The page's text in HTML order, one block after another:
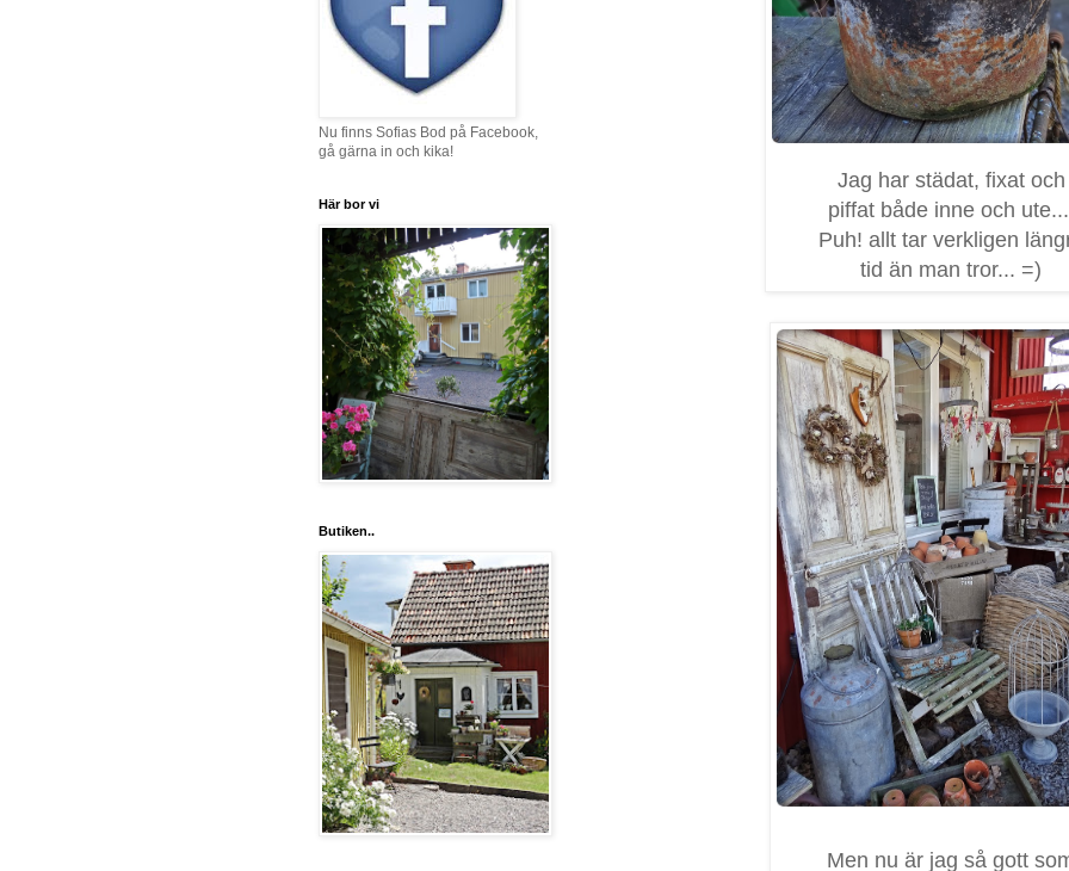
Jag har städat, fixat och
piffat både inne och
Puh! allt tar verkligen
tid än man tror... =)
Men nu är jag så gott
Nu finns Sofias Bod på Facebook,
gå gärna in och kika!
Här bor vi
Butiken..